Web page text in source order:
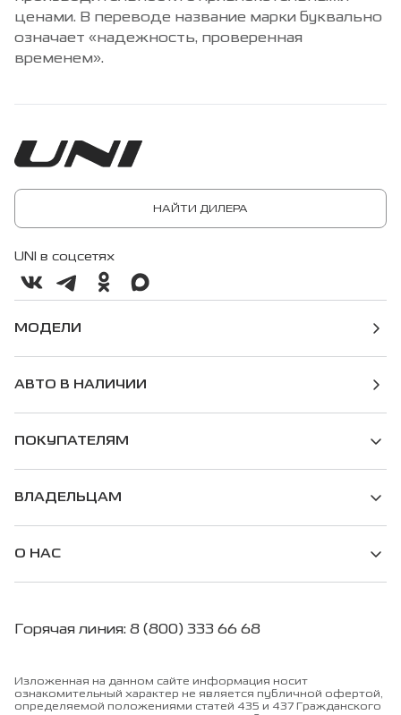
ценами. В переводе название марки буквально
означает «надежность, проверенная
временем».
НАЙТИ ДИЛЕРА
UNI в соцсетях
МОДЕЛИ
АВТО В НАЛИЧИИ
ПОКУПАТЕЛЯМ
ВЛАДЕЛЬЦАМ
О НАС
Горячая линия: 8 (800) 333 66 68
Изложенная на данном сайте информация носит
ознакомительный характер не является публичной офертой,
определяемой положениями статей 435 и 437 Гражданского